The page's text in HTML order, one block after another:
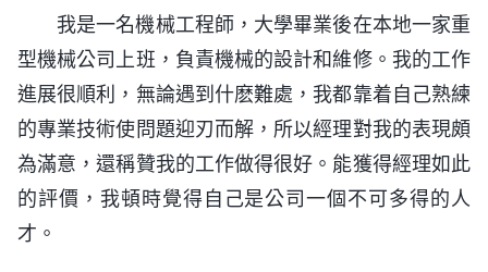
我是一名機械工程師，大學畢業後在本地一家重
型機械公司上班，負責機械的設計和維修。我的工作
進展很順利，無論遇到什麽難處，我都靠着自己熟練
的專業技術使問題迎刃而解，所以經理對我的表現頗
為滿意，還稱贊我的工作做得很好。能獲得經理如此
的評價，我頓時覺得自己是公司一個不可多得的人
才。